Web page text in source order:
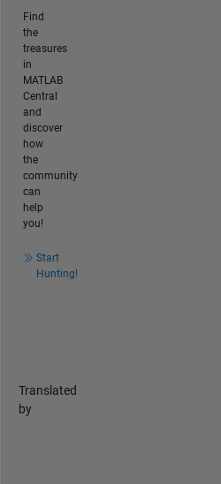
Find
the
treasures
in
MATLAB
Central
and
discover
how
the
community
can
help
you!
Start
Hunting!
Translated
by